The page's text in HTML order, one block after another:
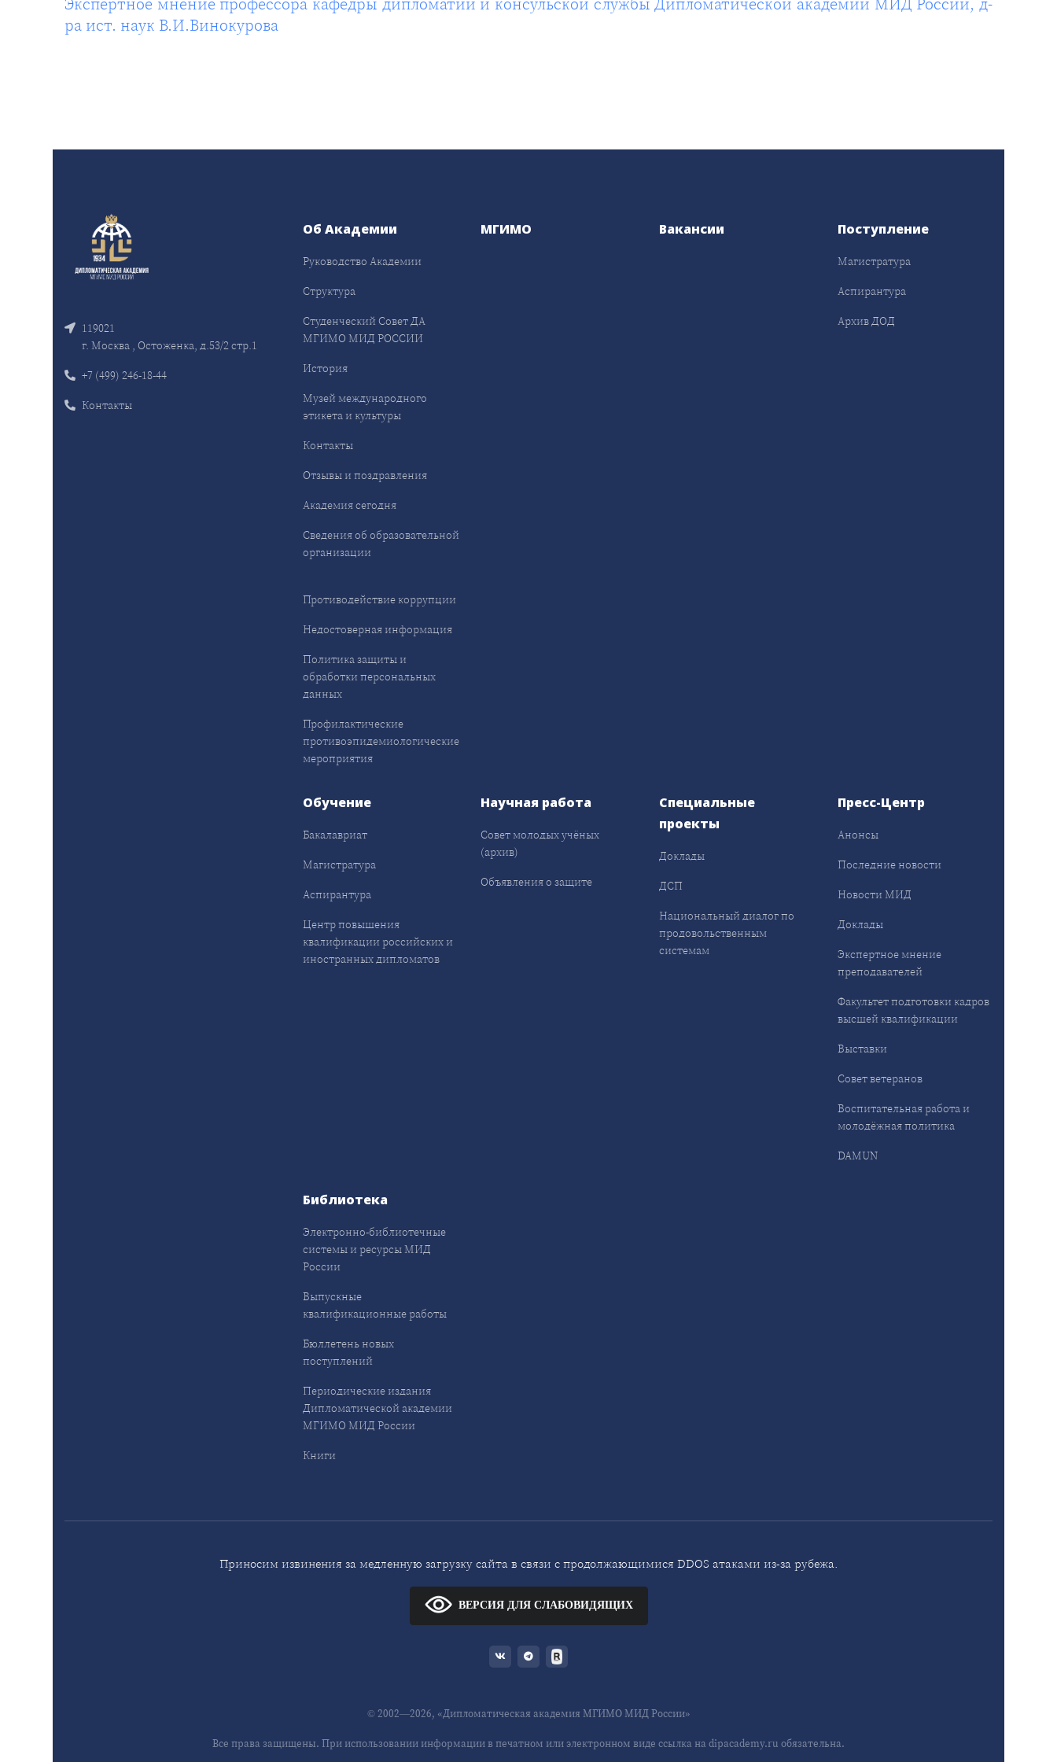
ра ист. наук В.И.Винокурова
119021
г. Москва , Остоженка, д.53/2 стр.1
+7 (499) 246-18-44
Контакты
Об Академии
Руководство Академии
Структура
Студенческий Совет ДА
МГИМО МИД РОССИИ
История
Музей международного
этикета и культуры
Контакты
Отзывы и поздравления
Академия сегодня
Сведения об образовательной
организации
Противодействие коррупции
Недостоверная информация
Политика защиты и
обработки персональных
данных
Профилактические
противоэпидемиологические
мероприятия
МГИМО Вакансии Поступление
Магистратура
Аспирантура
Архив ДОД
Обучение
Бакалавриат
Магистратура
Аспирантура
Центр повышения
квалификации российских и
иностранных дипломатов
Научная работа
Совет молодых учёных
(архив)
Объявления о защите
Специальные
проекты
Доклады
ДСП
Национальный диалог по
продовольственным
системам
Пресс-Центр
Анонсы
Последние новости
Новости МИД
Доклады
Экспертное мнение
преподавателей
Факультет подготовки кадров
высшей квалификации
Выставки
Совет ветеранов
Воспитательная работа и
молодёжная политика
DAMUN
Библиотека
Электронно-библиотечные
системы и ресурсы МИД
России
Выпускные
квалификационные работы
Бюллетень новых
поступлений
Периодические издания
Дипломатической академии
МГИМО МИД России
Книги
Приносим извинения за медленную загрузку сайта в связи с продолжающимися DDOS атаками из-за рубежа.
ВЕРСИЯ ДЛЯ СЛАБОВИДЯЩИХ
© 2002—2026, «Дипломатическая академия МГИМО МИД России»
Все права защищены. При использовании информации в печатном или электронном виде ссылка на dipacademy.ru обязательна.